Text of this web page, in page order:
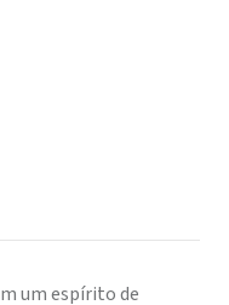
um espírito de